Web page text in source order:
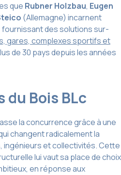
que Rubner Holzbau, Eugen
(Allemagne) incarnent
des solutions sur-
gares, complexes sportifs et
de 30 pays depuis les années
du Bois BLc
la concurrence grâce à une
changent radicalement la
ingénieurs et collectivités. Cette
lui vaut sa place de choix
en réponse aux